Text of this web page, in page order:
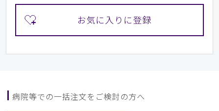
病院等での一括注文をご検討の方へ